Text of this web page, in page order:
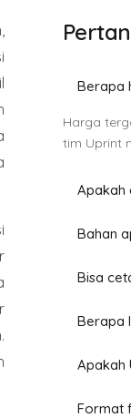
Berapa
Harga
tim Uprint
Apakah
Bahan
Bisa
Berapa
Apakah
Format